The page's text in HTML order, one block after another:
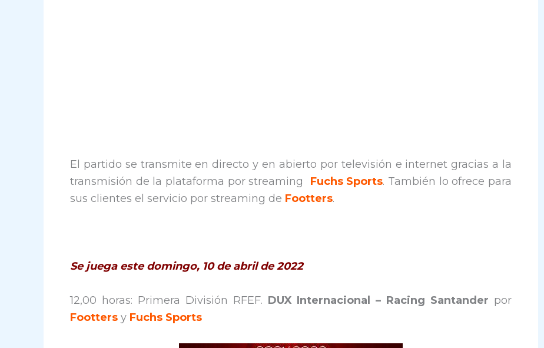
El partido se transmite en directo y en abierto por televisión e internet gracias a la
transmisión de la plataforma por streaming Fuchs Sports. También lo ofrece para
sus clientes el servicio por streaming de Footters.
Se juega este domingo, 10 de abril de 2022
12,00 horas: Primera División RFEF. DUX Internacional – Racing Santander por
Footters y Fuchs Sports